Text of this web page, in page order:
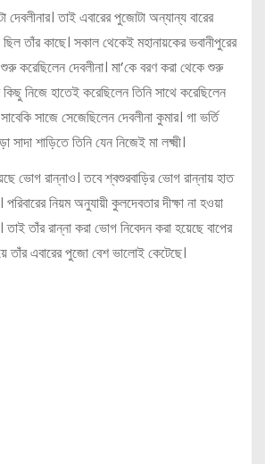
তাই এবারের পুজোটা অন্যান্য বারের
তাঁর কাছে। সকাল থেকেই মহানায়কের ভবানীপুরের
দেবলীনা। মা’কে বরণ করা থেকে শুরু
নিজে হাতেই করেছিলেন তিনি সাথে করেছিলেন
সাজে সেজেছিলেন দেবলীনা কুমার। গা ভর্তি
শাড়িতে তিনি যেন নিজেই মা লক্ষ্মী।
ভোগ রান্নাও। তবে শ্বশুরবাড়ির ভোগ রান্নায় হাত
পরিবারের নিয়ম অনুযায়ী কুলদেবতার দীক্ষা না হওয়া
তাই তাঁর রান্না করা ভোগ নিবেদন করা হয়েছে বাপের
তাঁর এবারের পুজো বেশ ভালোই কেটেছে।